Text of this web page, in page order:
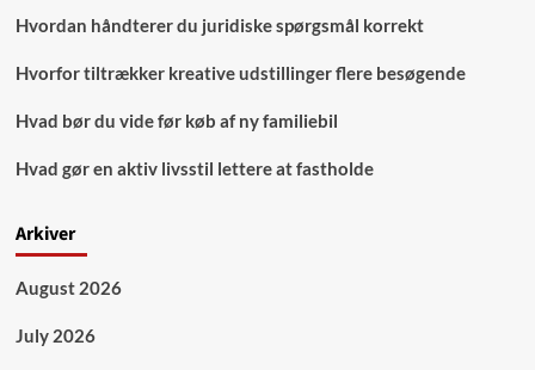
Hvordan håndterer du juridiske spørgsmål korrekt
Hvorfor tiltrækker kreative udstillinger flere besøgende
Hvad bør du vide før køb af ny familiebil
Hvad gør en aktiv livsstil lettere at fastholde
Arkiver
August 2026
July 2026